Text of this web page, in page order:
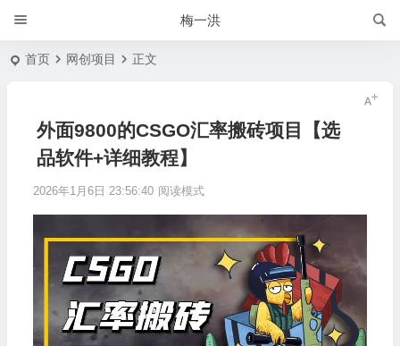
梅一洪
首页 网创项目 正文
外面9800的CSGO汇率搬砖项目【选
品软件+详细教程】
2026年1月6日 23:56:40 阅读模式